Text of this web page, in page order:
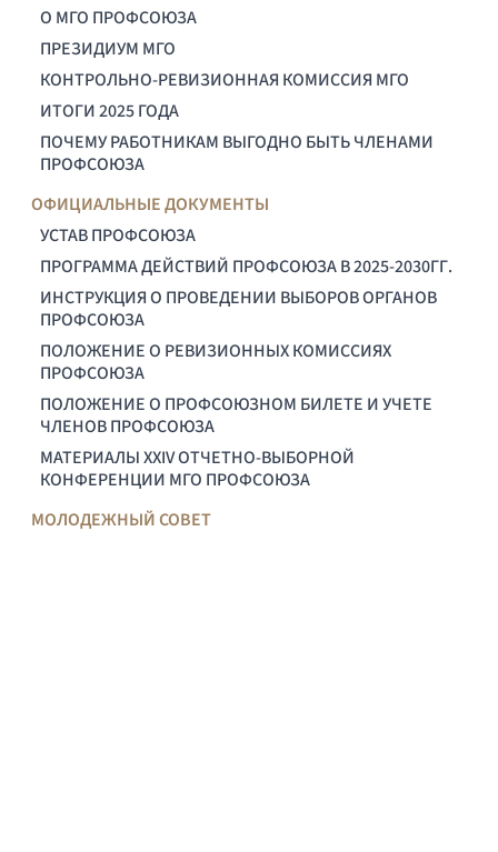
О МГО ПРОФСОЮЗА
ПРЕЗИДИУМ МГО
КОНТРОЛЬНО-РЕВИЗИОННАЯ КОМИССИЯ МГО
ИТОГИ 2025 ГОДА
ПОЧЕМУ РАБОТНИКАМ ВЫГОДНО БЫТЬ ЧЛЕНАМИ
ПРОФСОЮЗА
ОФИЦИАЛЬНЫЕ ДОКУМЕНТЫ
УСТАВ ПРОФСОЮЗА
ПРОГРАММА ДЕЙСТВИЙ ПРОФСОЮЗА В 2025-2030ГГ.
ИНСТРУКЦИЯ О ПРОВЕДЕНИИ ВЫБОРОВ ОРГАНОВ
ПРОФСОЮЗА
ПОЛОЖЕНИЕ О РЕВИЗИОННЫХ КОМИССИЯХ
ПРОФСОЮЗА
ПОЛОЖЕНИЕ О ПРОФСОЮЗНОМ БИЛЕТЕ И УЧЕТЕ
ЧЛЕНОВ ПРОФСОЮЗА
МАТЕРИАЛЫ XXIV ОТЧЕТНО-ВЫБОРНОЙ
КОНФЕРЕНЦИИ МГО ПРОФСОЮЗА
МОЛОДЕЖНЫЙ СОВЕТ